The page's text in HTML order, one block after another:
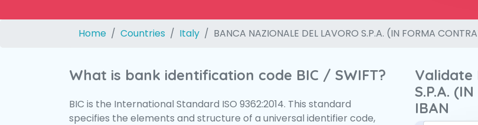
Home Countries Italy BANCA NAZIONALE DEL LAVORO S.P.A. (IN FORMA
What is bank identification code BIC / SWIFT?
BIC is the International Standard ISO 9362:2014. This standard
specifies the elements and structure of a universal identifier code,
Validate
S.P.A.
IBAN